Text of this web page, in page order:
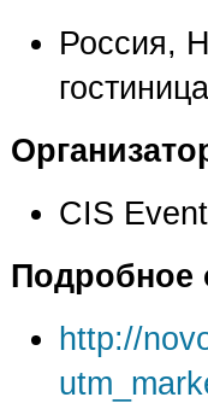
Россия,
CIS
Подробное
http://